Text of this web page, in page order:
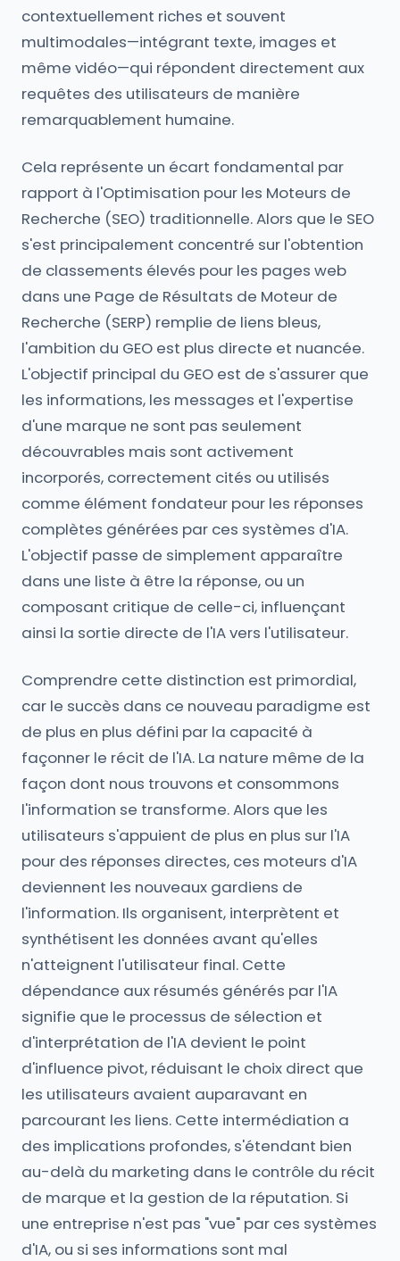
contextuellement riches et souvent
multimodales—intégrant texte, images et
même vidéo—qui répondent directement aux
requêtes des utilisateurs de manière
remarquablement humaine.
Cela représente un écart fondamental par
rapport à l'Optimisation pour les Moteurs de
Recherche (SEO) traditionnelle. Alors que le SEO
s'est principalement concentré sur l'obtention
de classements élevés pour les pages web
dans une Page de Résultats de Moteur de
Recherche (SERP) remplie de liens bleus,
l'ambition du GEO est plus directe et nuancée.
L'objectif principal du GEO est de s'assurer que
les informations, les messages et l'expertise
d'une marque ne sont pas seulement
découvrables mais sont activement
incorporés, correctement cités ou utilisés
comme élément fondateur pour les réponses
complètes générées par ces systèmes d'IA.
L'objectif passe de simplement apparaître
dans une liste à être la réponse, ou un
composant critique de celle-ci, influençant
ainsi la sortie directe de l'IA vers l'utilisateur.
Comprendre cette distinction est primordial,
car le succès dans ce nouveau paradigme est
de plus en plus défini par la capacité à
façonner le récit de l'IA. La nature même de la
façon dont nous trouvons et consommons
l'information se transforme. Alors que les
utilisateurs s'appuient de plus en plus sur l'IA
pour des réponses directes, ces moteurs d'IA
deviennent les nouveaux gardiens de
l'information. Ils organisent, interprètent et
synthétisent les données avant qu'elles
n'atteignent l'utilisateur final. Cette
dépendance aux résumés générés par l'IA
signifie que le processus de sélection et
d'interprétation de l'IA devient le point
d'influence pivot, réduisant le choix direct que
les utilisateurs avaient auparavant en
parcourant les liens. Cette intermédiation a
des implications profondes, s'étendant bien
au-delà du marketing dans le contrôle du récit
de marque et la gestion de la réputation. Si
une entreprise n'est pas "vue" par ces systèmes
d'IA, ou si ses informations sont mal